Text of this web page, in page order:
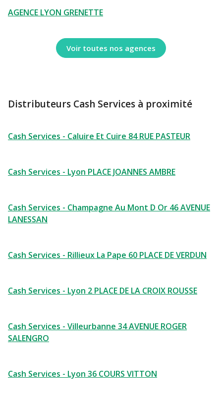
AGENCE LYON GRENETTE
Voir toutes nos agences
Distributeurs Cash Services à proximité
Cash Services - Caluire Et Cuire 84 RUE PASTEUR
Cash Services - Lyon PLACE JOANNES AMBRE
Cash Services - Champagne Au Mont D Or 46 AVENUE
LANESSAN
Cash Services - Rillieux La Pape 60 PLACE DE VERDUN
Cash Services - Lyon 2 PLACE DE LA CROIX ROUSSE
Cash Services - Villeurbanne 34 AVENUE ROGER
SALENGRO
Cash Services - Lyon 36 COURS VITTON